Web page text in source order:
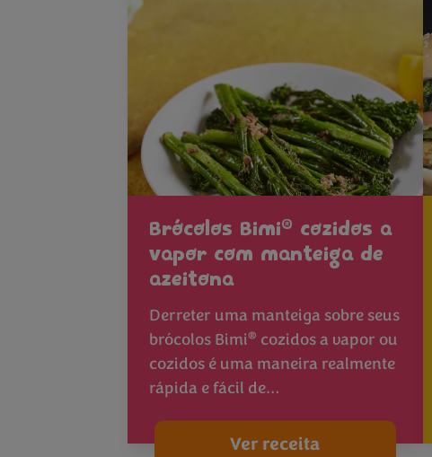
Brócolos Bimi® cozidos a
vapor com manteiga de
azeitona
Derreter uma manteiga sobre seus
brócolos Bimi® cozidos a vapor ou
cozidos é uma maneira realmente
rápida e fácil de…
Ver receita